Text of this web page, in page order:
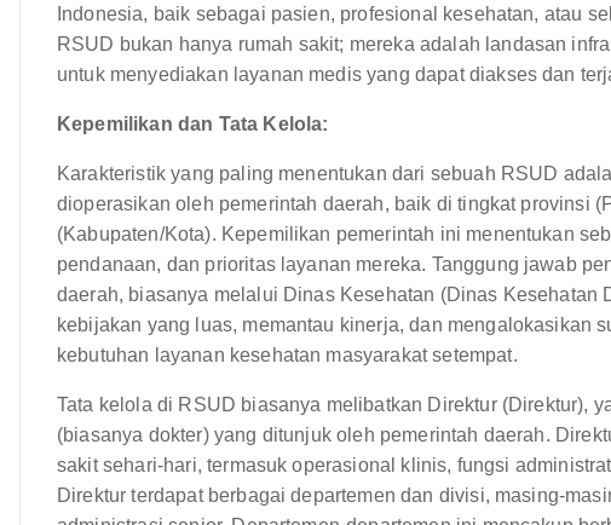
Indonesia, baik sebagai pasien, profesional kesehatan, atau
RSUD bukan hanya rumah sakit; mereka adalah landasan
untuk menyediakan layanan medis yang dapat diakses dan
Kepemilikan dan Tata Kelola:
Karakteristik yang paling menentukan dari sebuah RSUD
dioperasikan oleh pemerintah daerah, baik di tingkat provinsi
(Kabupaten/Kota). Kepemilikan pemerintah ini menentukan
pendanaan, dan prioritas layanan mereka. Tanggung jawab
daerah, biasanya melalui Dinas Kesehatan (Dinas Kesehatan
kebijakan yang luas, memantau kinerja, dan mengalokasikan
kebutuhan layanan kesehatan masyarakat setempat.
Tata kelola di RSUD biasanya melibatkan Direktur (Direktur),
(biasanya dokter) yang ditunjuk oleh pemerintah daerah.
sakit sehari-hari, termasuk operasional klinis, fungsi
Direktur terdapat berbagai departemen dan divisi, masing-